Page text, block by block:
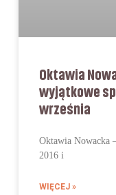
Oktawia
wyjątkowe
września
Oktawia Nowacka
2016 i
WIĘCEJ »